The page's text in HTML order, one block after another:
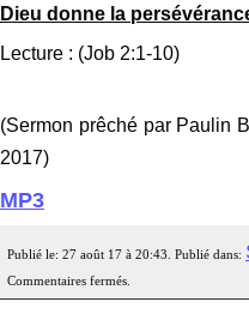
Dieu donne la
Lecture : (Job 2:1-10)
(Sermon prêché par Paulin
2017)
MP3
Publié le: 27 août 17 à 20:43. Publié dans:
Commentaires fermés.